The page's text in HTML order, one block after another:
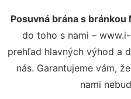
Posuvná brána s
do toho s nami –
prehľad hlavných výhod a
nás. Garantujeme vám,
nami